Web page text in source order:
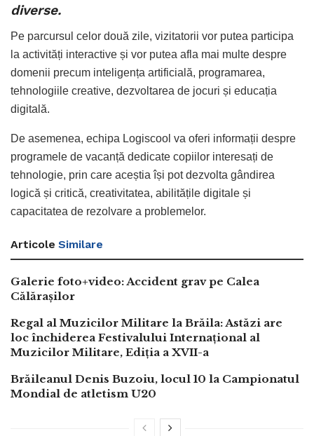
diverse.
Pe parcursul celor două zile, vizitatorii vor putea participa
la activități interactive și vor putea afla mai multe despre
domenii precum inteligența artificială, programarea,
tehnologiile creative, dezvoltarea de jocuri și educația
digitală.
De asemenea, echipa Logiscool va oferi informații despre
programele de vacanță dedicate copiilor interesați de
tehnologie, prin care aceștia își pot dezvolta gândirea
logică și critică, creativitatea, abilitățile digitale și
capacitatea de rezolvare a problemelor.
Articole Similare
Galerie foto+video: Accident grav pe Calea
Călărașilor
Regal al Muzicilor Militare la Brăila: Astăzi are
loc închiderea Festivalului Internațional al
Muzicilor Militare, Ediția a XVII-a
Brăileanul Denis Buzoiu, locul 10 la Campionatul
Mondial de atletism U20